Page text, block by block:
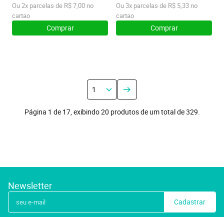
Ou2x parcelas de R$ 7,00 no
cartao
Comprar
Ou3x parcelas de R$ 5,33 no
cartao
Comprar
Página 1 de 17, exibindo 20 produtos de um total de 329.
Newsletter
Cadastrar